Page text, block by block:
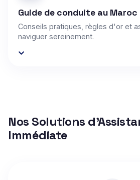
Guide de conduite au Maroc
Conseils pratiques, règles d'or et
naviguer sereinement.
Nos Solutions
Immédiate